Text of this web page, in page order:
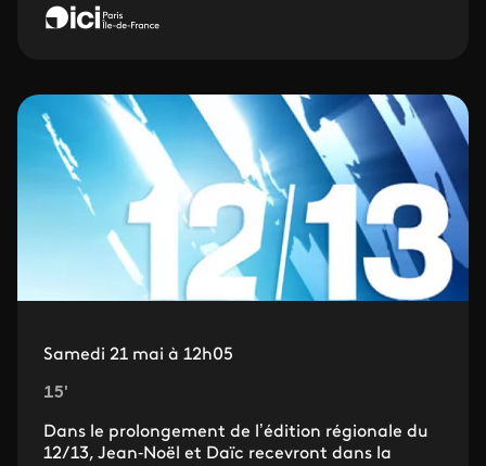
Samedi 21 mai à 12h05
15'
Dans le prolongement de l’édition régionale du
12/13, Jean‐Noël et Daïc recevront dans la